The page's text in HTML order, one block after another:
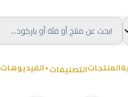
المنتجاتالتصنيفات ▼الفيديوهات